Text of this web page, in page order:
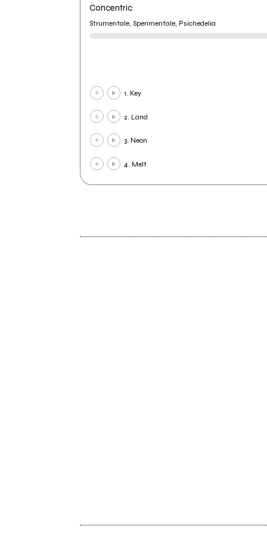
Concentric
Strumentale, Sperimentale, Psichedelia
1. Key
2. Land
3. Neon
4. Melt